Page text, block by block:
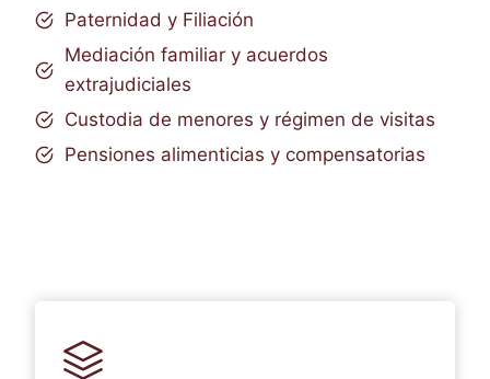
Paternidad y Filiación
Mediación familiar y acuerdos
extrajudiciales
Custodia de menores y régimen de visitas
Pensiones alimenticias y compensatorias